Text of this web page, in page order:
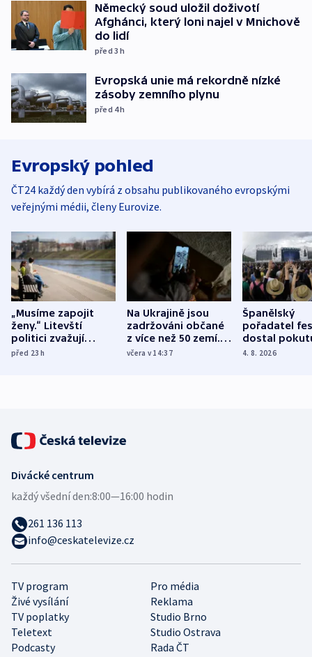
Německý soud uložil doživotí
Afghánci, který loni najel v Mnichově
do lidí
před 3h
Evropská unie má rekordně nízké
zásoby zemního plynu
před 4h
Evropský pohled
ČT24 každý den vybírá z obsahu publikovaného evropskými
veřejnými médii, členy Eurovize.
„Musíme zapojit
ženy.“ Litevští
politici zvažují
dohodu o
před 23h
Na Ukrajině jsou
zadržováni občané
z více než 50 zemí.
Bojovali na straně
včera v 14:37
Španělský
pořadatel
dostal
nekalé
4. 8. 2026
TV program
Pro média
Živé vysílání
Reklama
TV poplatky
Studio Brno
Teletext
Studio Ostrava
Podcasty
Rada ČT
Divácké centrum
každý všední den:8:00—16:00 hodin
261 136 113
info@ceskatelevize.cz